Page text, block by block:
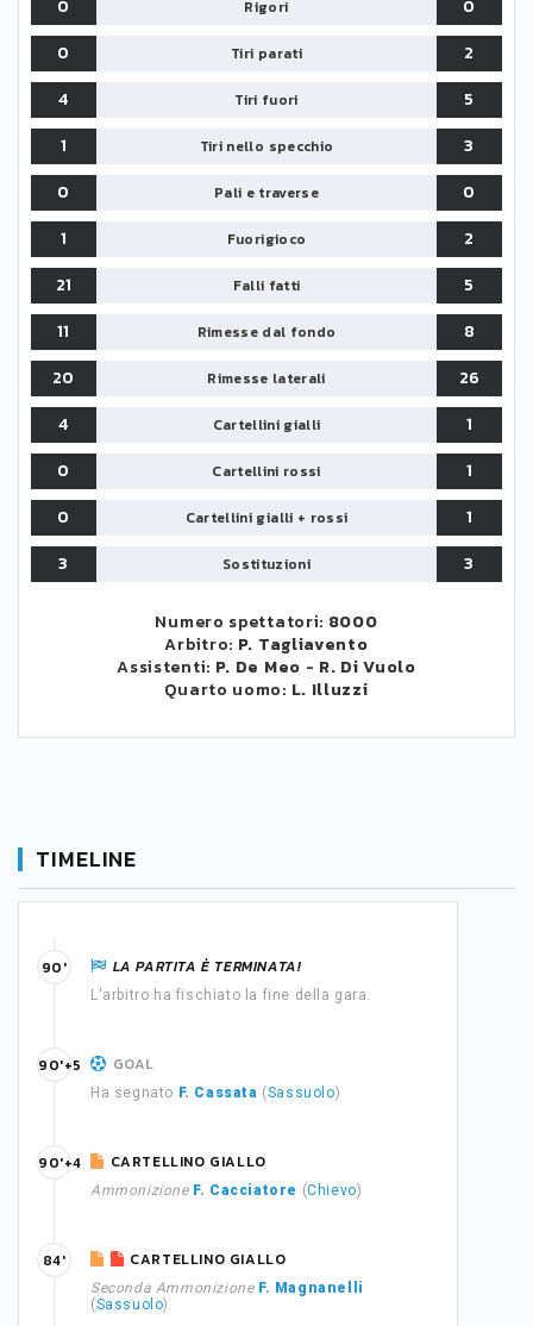
0 Rigori
0
0
Tiri parati
2
4
Tiri fuori
5
1
Tiri nello specchio
3
0
Pali e traverse
0
1
Fuorigioco
2
21
Falli fatti
5
11
Rimesse dal fondo
8
20
Rimesse laterali
26
4
Cartellini gialli
1
0
Cartellini rossi
1
0
Cartellini gialli + rossi
1
3
Sostituzioni 3
Numero spettatori: 8000
Arbitro: P. Tagliavento
Assistenti: P. De Meo - R. Di Vuolo
Quarto uomo: L. Illuzzi
TIMELINE
LA PARTITA È TERMINATA!
L'arbitro ha fischiato la fine della gara.
90'
GOAL
Ha segnato F. Cassata (Sassuolo)
90'+5
CARTELLINO GIALLO
Ammonizione F. Cacciatore (Chievo)
90'+4
CARTELLINO GIALLO
Seconda Ammonizione F. Magnanelli
(Sassuolo)
84'